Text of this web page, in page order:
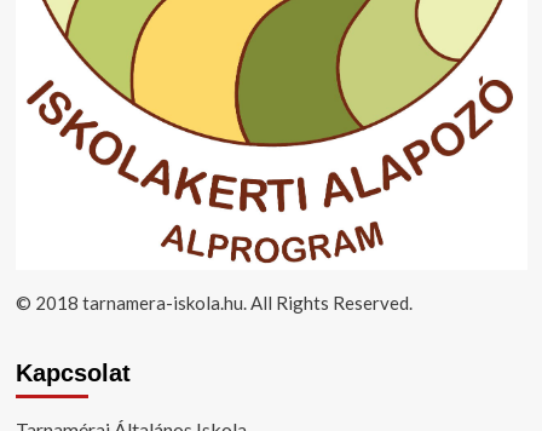
© 2018 tarnamera-iskola.hu. All Rights Reserved.
Kapcsolat